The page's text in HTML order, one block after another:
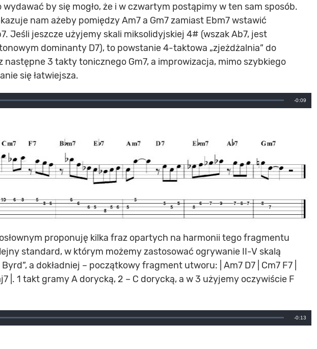
wydawać by się mogło, że i w czwartym postąpimy w ten sam sposób.
nam ażeby pomiędzy Am7 a Gm7 zamiast Ebm7 wstawić
Jeśli jeszcze użyjemy skali miksolidyjskiej 4# (wszak Ab7, jest
dominanty D7), to powstanie 4-taktowa „zjeżdżalnia” do
następne 3 takty tonicznego Gm7, a improwizacja, mimo szybkiego
się łatwiejsza.
Remaining
-0:09
proponuję kilka fraz opartych na harmonii tego fragmentu
standard, w którym możemy zastosować ogrywanie II-V skalą
a dokładniej – początkowy fragment utworu: | Am7 D7 | Cm7 F7 |
|. 1 takt gramy A dorycką, 2 – C dorycką, a w 3 użyjemy oczywiście F
Remaining
-0:13